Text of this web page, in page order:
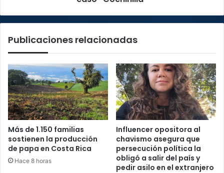
Publicaciones relacionadas
Más de 1.150 familias
sostienen la producción
de papa en Costa Rica
Hace 8 horas
Influencer opositora al
chavismo asegura que
persecución política la
obligó a salir del país y
pedir asilo en el extranjero